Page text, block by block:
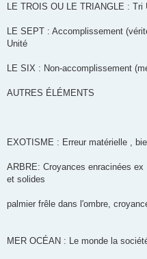
LE TROIS OU LE TRIANGLE :
LE SEPT : Accomplissement
Unité
LE SIX : Non-accomplissement
AUTRES ÉLÉMENTS
EXOTISME : Erreur matérielle ,
ARBRE: Croyances enracinées
et solides
palmier frêle dans l'ombre,
MER OCÉAN : Le monde la